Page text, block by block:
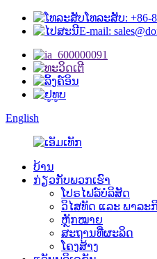
ໂທລະສັບ: +86-
E-mail:
English
ບ້ານ
ກ່ຽວກັບພວກເຮົາ
ໂປຣໄຟລ໌ບໍລິສັດ
ວິໄສທັດ ແລະ ພາລະ
ຫຼັກໝາຍ
ສະຖານທີ່ຜະລິດ
ໂຄງສ້າງ